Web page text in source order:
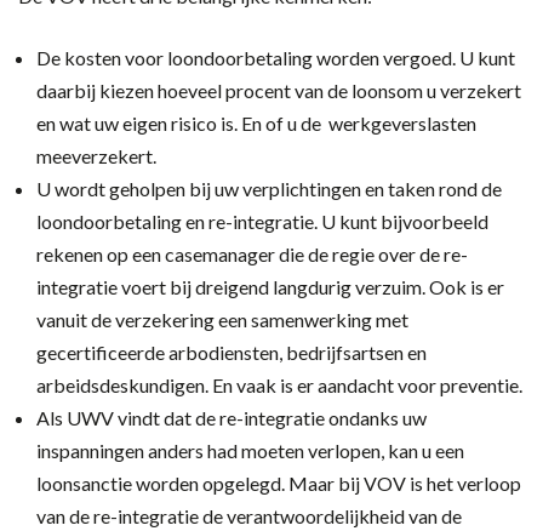
De kosten voor loondoorbetaling worden vergoed. U kunt
daarbij kiezen hoeveel procent van de loonsom u verzekert
en wat uw eigen risico is. En of u de werkgeverslasten
meeverzekert.
U wordt geholpen bij uw verplichtingen en taken rond de
loondoorbetaling en re-integratie. U kunt bijvoorbeeld
rekenen op een casemanager die de regie over de re-
integratie voert bij dreigend langdurig verzuim. Ook is er
vanuit de verzekering een samenwerking met
gecertificeerde arbodiensten, bedrijfsartsen en
arbeidsdeskundigen. En vaak is er aandacht voor preventie.
Als UWV vindt dat de re-integratie ondanks uw
inspanningen anders had moeten verlopen, kan u een
loonsanctie worden opgelegd. Maar bij VOV is het verloop
van de re-integratie de verantwoordelijkheid van de